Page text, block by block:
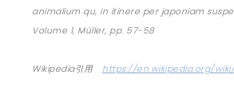
animalium qu, in itinere per japoniam
Volume 1, Müller, pp. 57-58
Wikipedia引用 https://en.wikipedia.org/wiki/